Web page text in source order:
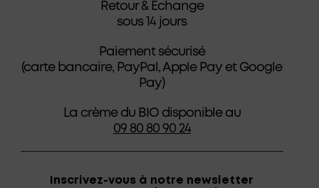
Retour & Échange
sous 14 jours
Paiement sécurisé
(carte bancaire, PayPal, Apple Pay et Google
Pay)
La crème du BIO disponible au
09 80 80 90 24
Inscrivez-vous à notre newsletter